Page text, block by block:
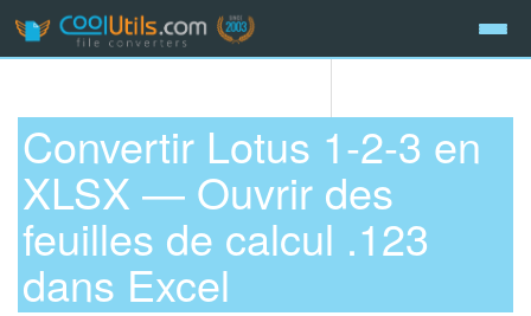
Convertir Lotus 1-2-3 en
XLSX — Ouvrir des
feuilles de calcul .123
dans Excel